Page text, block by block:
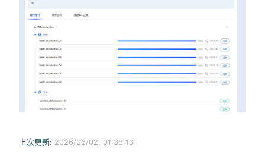
上次更新: 2026/06/02, 01:38:13